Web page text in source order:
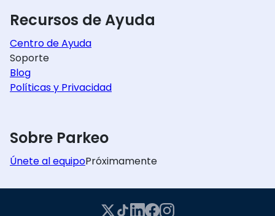
Recursos de Ayuda
Centro de Ayuda
Soporte
Blog
Políticas y Privacidad
Sobre Parkeo
Únete al equipoPróximamente